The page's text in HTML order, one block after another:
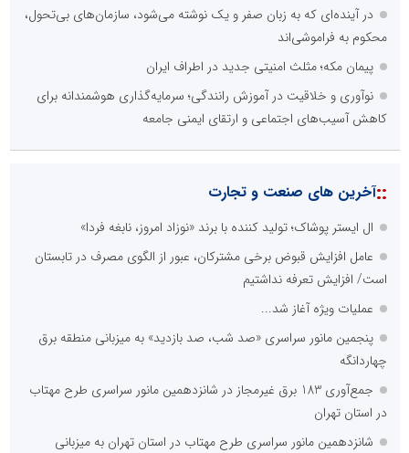
در آینده‌ای که به زبان صفر و یک نوشته می‌شود، سازمان‌های بی‌تحول،
محکوم به فراموشی‌اند
پیمان مکه؛ مثلث امنیتی جدید در اطراف ایران
نوآوری و خلاقیت در آموزش رانندگی؛ سرمایه‌گذاری هوشمندانه برای
کاهش آسیب‌های اجتماعی و ارتقای ایمنی جامعه
::آخرین های صنعت و تجارت
ال ایستر پوشاک؛ تولید کننده با برند «نوزاد امروز، نابغه فردا»
عامل افزایش قبوض برخی مشترکان، عبور از الگوی مصرف در تابستان
است/ افزایش تعرفه نداشتیم
عملیات ویژه آغاز شد...
پنجمین مانور سراسری «صد شب، صد بازدید» به میزبانی منطقه برق
چهاردانگه
جمع‌آوری 183 برق غیرمجاز در شانزدهمین مانور سراسری طرح مهتاب
در استان تهران
شانزدهمین مانور سراسری طرح مهتاب در استان تهران به میزبانی